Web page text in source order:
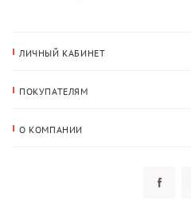
ЛИЧНЫЙ КАБИНЕТ
Адрес для доставки
ПОКУПАТЕЛЯМ
О КОМПАНИИ
Политика конфиденциальности